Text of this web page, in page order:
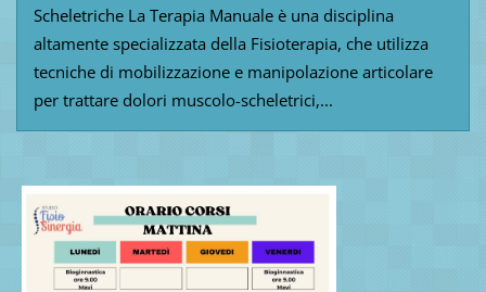
Scheletriche La Terapia Manuale è una disciplina
altamente specializzata della Fisioterapia, che utilizza
tecniche di mobilizzazione e manipolazione articolare
per trattare dolori muscolo-scheletrici,...